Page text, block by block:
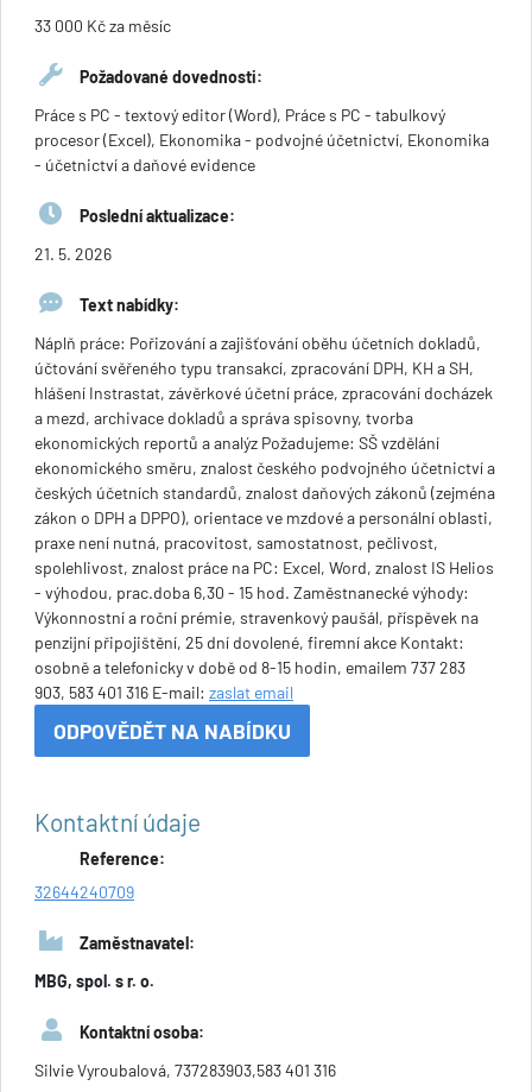
33 000 Kč za měsíc
Požadované dovednosti:
Práce s PC - textový editor (Word), Práce s PC - tabulkový
procesor (Excel), Ekonomika - podvojné účetnictví, Ekonomika
- účetnictví a daňové evidence
Poslední aktualizace:
21. 5. 2026
Text nabídky:
Náplň práce: Pořizování a zajišťování oběhu účetních dokladů,
účtování svěřeného typu transakcí, zpracování DPH, KH a SH,
hlášení Instrastat, závěrkové účetní práce, zpracování docházek
a mezd, archivace dokladů a správa spisovny, tvorba
ekonomických reportů a analýz Požadujeme: SŠ vzdělání
ekonomického směru, znalost českého podvojného účetnictví a
českých účetních standardů, znalost daňových zákonů (zejména
zákon o DPH a DPPO), orientace ve mzdové a personální oblasti,
praxe není nutná, pracovitost, samostatnost, pečlivost,
spolehlivost, znalost práce na PC: Excel, Word, znalost IS Helios
- výhodou, prac.doba 6,30 - 15 hod. Zaměstnanecké výhody:
Výkonnostní a roční prémie, stravenkový paušál, příspěvek na
penzijní připojištění, 25 dní dovolené, firemní akce Kontakt:
osobně a telefonicky v době od 8-15 hodin, emailem 737 283
903, 583 401 316 E-mail: zaslat email
ODPOVĚDĚT NA NABÍDKU
Kontaktní údaje
Reference:
32644240709
Zaměstnavatel:
MBG, spol. s r. o.
Kontaktní osoba:
Silvie Vyroubalová, 737283903,583 401 316